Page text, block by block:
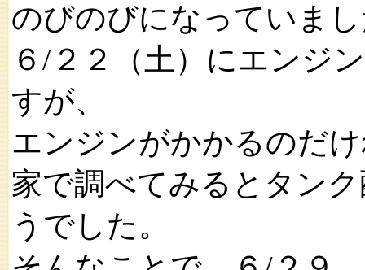
のびのびになっていま
６/２２（土）にエンジ
すが、
エンジンがかかるのだ
家で調べてみるとタン
うでした。